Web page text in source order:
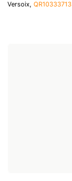
Versoix, QR10333713